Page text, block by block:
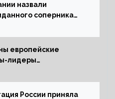
назвали
соперника
европейские
лидеры
России приняла